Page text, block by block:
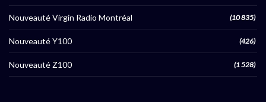
Nouveauté Virgin Radio Montréal (10 835)
Nouveauté Y100 (426)
Nouveauté Z100 (1 528)